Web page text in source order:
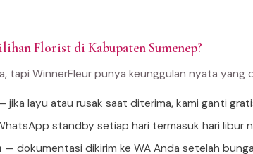
Florist di Kabupaten Sumenep?
tapi WinnerFleur punya keunggulan nyata yang
jika layu atau rusak saat diterima, kami ganti
standby setiap hari termasuk hari libur
— dokumentasi dikirim ke WA Anda setelah